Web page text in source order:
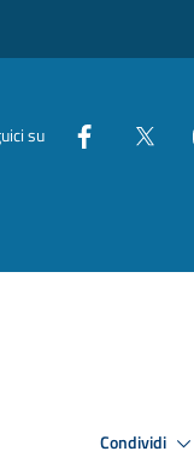
su
Condividi